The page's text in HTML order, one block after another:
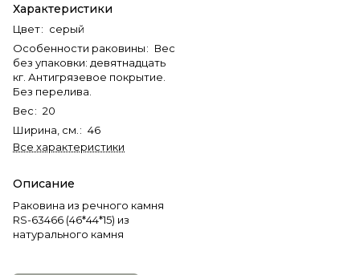
Характеристики
Цвет: серый
Особенности раковины: Вес
без упаковки: девятнадцать
кг. Антигрязевое покрытие.
Без перелива.
Вес: 20
Ширина, см. : 46
Все характеристики
Описание
Раковина из речного камня
RS-63466 (46*44*15) из
натурального камня